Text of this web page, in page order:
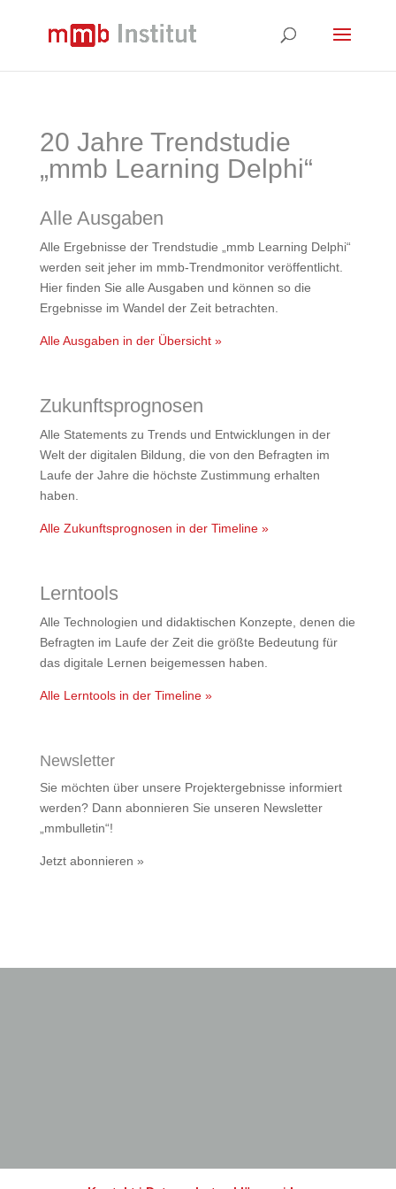
20 Jahre Trendstudie
„mmb Learning Delphi“
Alle Ausgaben
Alle Ergebnisse der Trendstudie „mmb Learning Delphi“
werden seit jeher im mmb-Trendmonitor veröffentlicht.
Hier finden Sie alle Ausgaben und können so die
Ergebnisse im Wandel der Zeit betrachten.
Alle Ausgaben in der Übersicht »
Zukunftsprognosen
Alle Statements zu Trends und Entwicklungen in der
Welt der digitalen Bildung, die von den Befragten im
Laufe der Jahre die höchste Zustimmung erhalten
haben.
Alle Zukunftsprognosen in der Timeline »
Lerntools
Alle Technologien und didaktischen Konzepte, denen die
Befragten im Laufe der Zeit die größte Bedeutung für
das digitale Lernen beigemessen haben.
Alle Lerntools in der Timeline »
Newsletter
Sie möchten über unsere Projektergebnisse informiert
werden? Dann abonnieren Sie unseren Newsletter
„mmbulletin“!
Jetzt abonnieren »